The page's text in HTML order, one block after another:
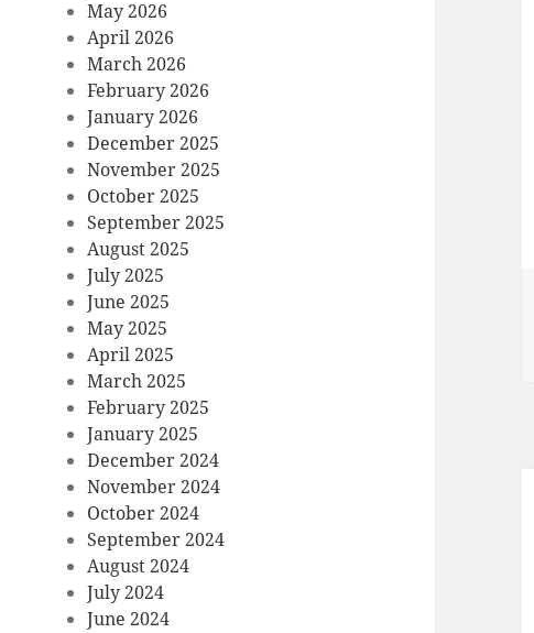
May 2026
April 2026
March 2026
February 2026
January 2026
December 2025
November 2025
October 2025
September 2025
August 2025
July 2025
June 2025
May 2025
April 2025
March 2025
February 2025
January 2025
December 2024
November 2024
October 2024
September 2024
August 2024
July 2024
June 2024